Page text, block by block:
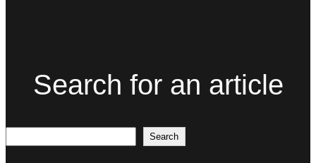
Search for an article
Search